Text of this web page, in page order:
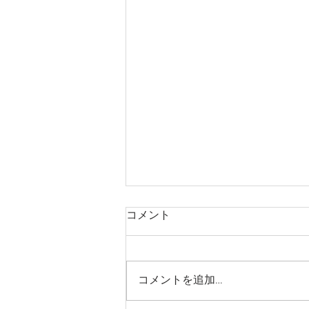
休校日のお知らせ
あせすトンロー・プロンポン個別
基づき、以下の日を休校日として
おります。 7/28(火)～8/1(土) 休
校日中のお問い合わせについて
コメント
コメントを追加…